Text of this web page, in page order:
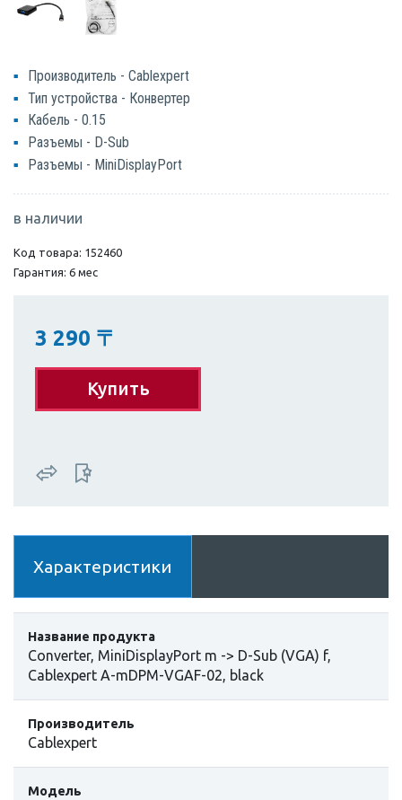
Производитель - Cablexpert
Тип устройства - Конвертер
Кабель - 0.15
Разъемы - D-Sub
Разъемы - MiniDisplayPort
в наличии
Код товара: 152460
Гарантия: 6 мес
3 290 〒
Купить
Характеристики
Название продукта
Converter, MiniDisplayPort m -> D-Sub (VGA) f,
Cablexpert A-mDPM-VGAF-02, black
Производитель
Cablexpert
Модель